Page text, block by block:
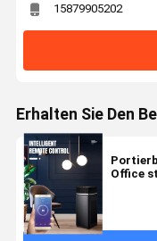
15879905202
Erhalten Sie Den
Office